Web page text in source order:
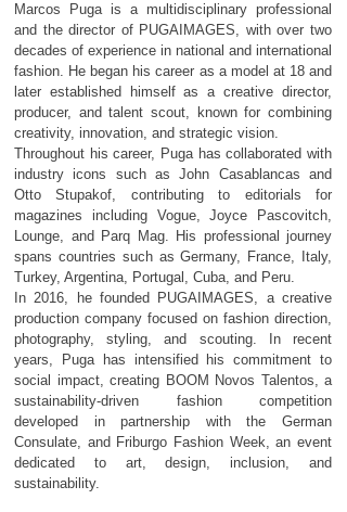
Marcos Puga is a multidisciplinary professional
and the director of PUGAIMAGES, with over two
decades of experience in national and international
fashion. He began his career as a model at 18 and
later established himself as a creative director,
producer, and talent scout, known for combining
creativity, innovation, and strategic vision.
Throughout his career, Puga has collaborated with
industry icons such as John Casablancas and
Otto Stupakof, contributing to editorials for
magazines including Vogue, Joyce Pascovitch,
Lounge, and Parq Mag. His professional journey
spans countries such as Germany, France, Italy,
Turkey, Argentina, Portugal, Cuba, and Peru.
In 2016, he founded PUGAIMAGES, a creative
production company focused on fashion direction,
photography, styling, and scouting. In recent
years, Puga has intensified his commitment to
social impact, creating BOOM Novos Talentos, a
sustainability-driven fashion competition
developed in partnership with the German
Consulate, and Friburgo Fashion Week, an event
dedicated to art, design, inclusion, and
sustainability.